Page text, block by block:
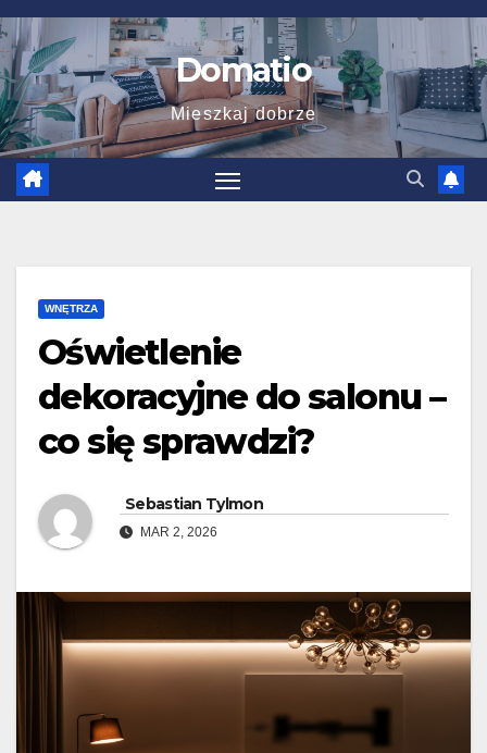
Skip
to
content
Domatio
Mieszkaj dobrze
WNĘTRZA
Oświetlenie
dekoracyjne do salonu –
co się sprawdzi?
Sebastian Tylmon
MAR 2, 2026